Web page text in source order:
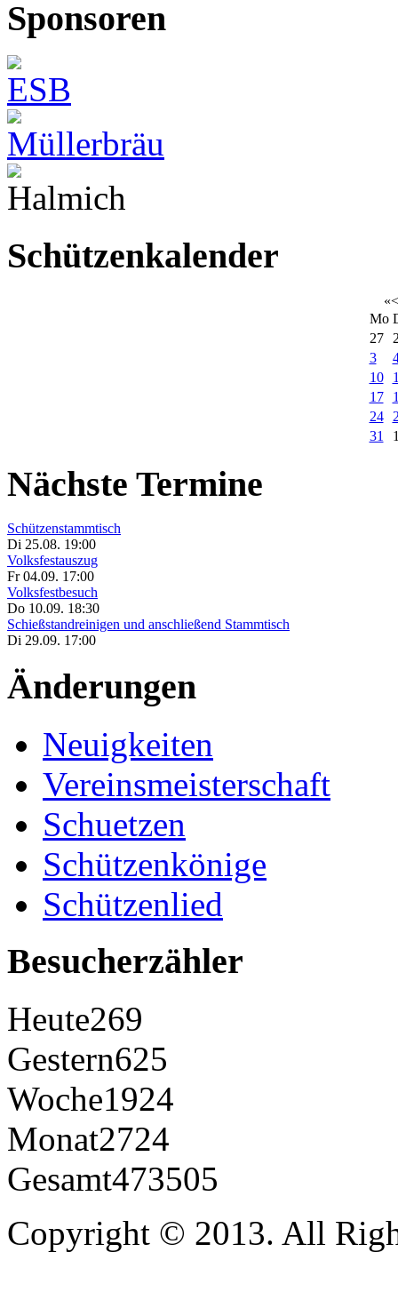
Sponsoren
Schützenkalender
«<
Mo
27
3
10
17
24
31
Nächste Termine
Schützenstammtisch
Di 25.08. 19:00
Volksfestauszug
Fr 04.09. 17:00
Volksfestbesuch
Do 10.09. 18:30
Schießstandreinigen und anschließend Stammtisch
Di 29.09. 17:00
Änderungen
Neuigkeiten
Vereinsmeisterschaft
Schuetzen
Schützenkönige
Schützenlied
Besucherzähler
Heute269
Gestern625
Woche1924
Monat2724
Gesamt473505
Copyright © 2013. All